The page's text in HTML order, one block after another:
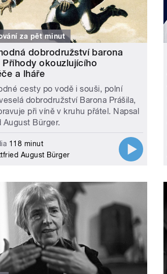
za pět minut
dobrodružství barona
Příhody okouzlujícího
a lháře
cesty po vodě i souši, polní
dobrodružství Barona Prášila,
při víně v kruhu přátel. Napsal
August Bürger.
118 minut
August Bürger